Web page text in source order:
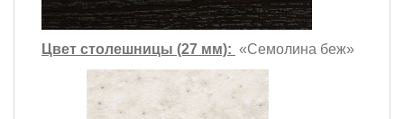
Цвет столешницы (27 мм): «Семолина беж»